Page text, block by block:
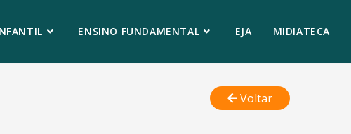
ENSINO FUNDAMENTAL EJA MIDIATECA
Voltar